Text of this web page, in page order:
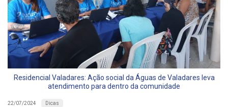
Residencial Valadares: Ação social da Águas de Valadares leva
atendimento para dentro da comunidade
22/07/2024 Dicas